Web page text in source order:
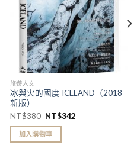
旅遊人文
冰與火的國度 ICELAND（2018
新版）
NT$380 NT$342
加入購物車